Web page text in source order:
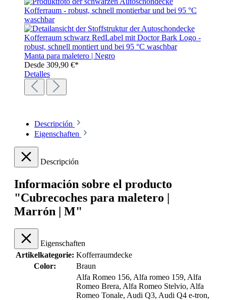
Manta para maletero | Negro
Desde 309,90 €*
Detalles
Descripción
Eigenschaften
Descripción
Información sobre el producto
"Cubrecoches para maletero |
Marrón | M"
Eigenschaften
Artikelkategorie: Kofferraumdecke
Color:
Braun
Alfa Romeo 156, Alfa romeo 159, Alfa
Romeo Brera, Alfa Romeo Stelvio, Alfa
Romeo Tonale, Audi Q3, Audi Q4 e-tron,